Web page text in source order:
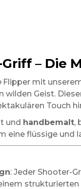
– Die
Flipper mit
wilden Geist.
Touch
und handbemalt,
eine flüssige und
: Jeder Shooter-
strukturierten